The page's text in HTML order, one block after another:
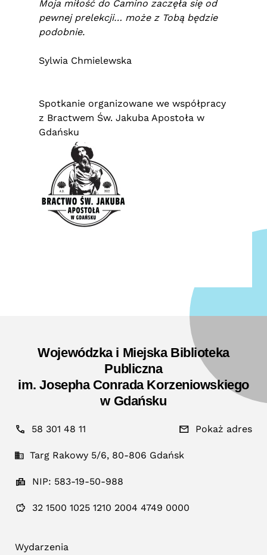
Moja miłość do Camino zaczęła się od
pewnej prelekcji… może z Tobą będzie
podobnie.
Sylwia Chmielewska
Spotkanie organizowane we współpracy
z Bractwem Św. Jakuba Apostoła w
Gdańsku
Wojewódzka i Miejska Biblioteka
Publiczna
im. Josepha Conrada Korzeniowskiego
w Gdańsku
58 301 48 11 Pokaż adres
Targ Rakowy 5/6, 80-806 Gdańsk
NIP: 583-19-50-988
32 1500 1025 1210 2004 4749 0000
Wydarzenia